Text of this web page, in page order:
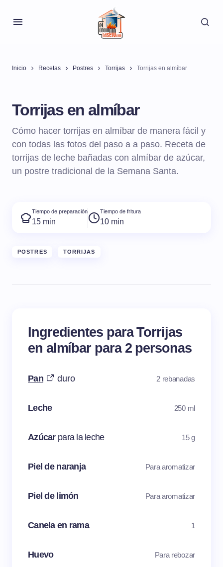
Inicio Recetas Postres Torrijas Torrijas en almíbar
Torrijas en almíbar
Cómo hacer torrijas en almíbar de manera fácil y
con todas las fotos del paso a a paso. Receta de
torrijas de leche bañadas con almíbar de azúcar,
un postre tradicional de la Semana Santa.
Tiempo de preparación
15 min
Tiempo de fritura
10 min
POSTRES TORRIJAS
Ingredientes para Torrijas
en almíbar para 2 personas
Pan duro 2 rebanadas
Leche 250 ml
Azúcar para la leche 15 g
Piel de naranja Para aromatizar
Piel de limón Para aromatizar
Canela en rama 1
Huevo Para rebozar